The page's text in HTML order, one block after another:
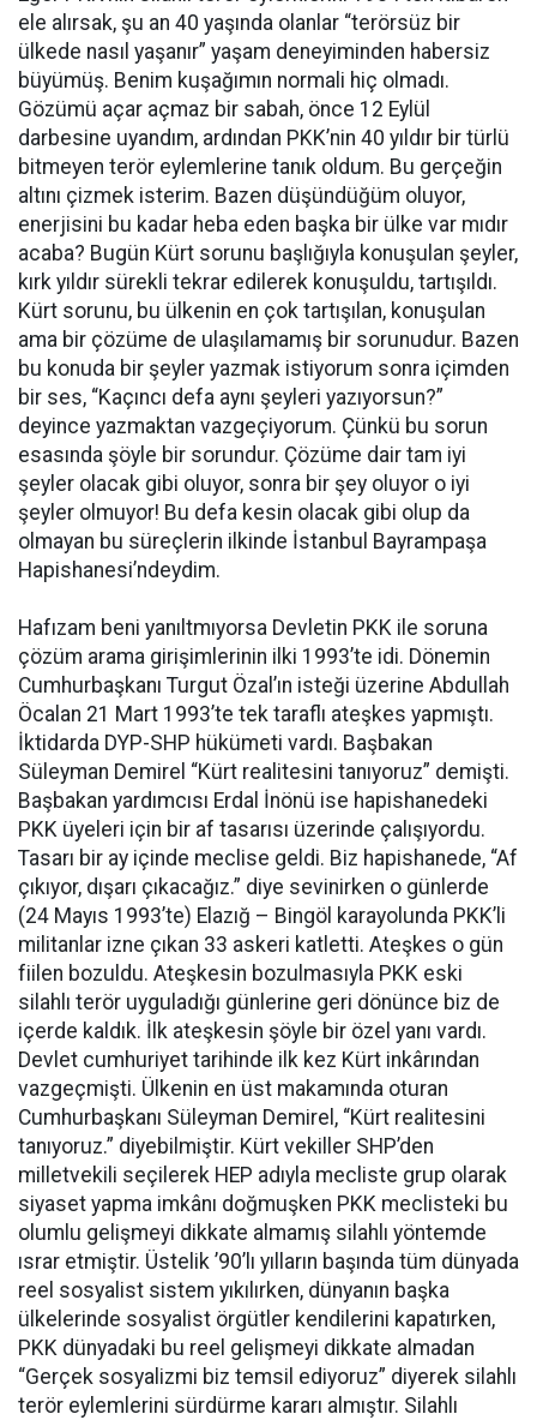
ele alırsak, şu an 40 yaşında olanlar “terörsüz bir
ülkede nasıl yaşanır” yaşam deneyiminden habersiz
büyümüş. Benim kuşağımın normali hiç olmadı.
Gözümü açar açmaz bir sabah, önce 12 Eylül
darbesine uyandım, ardından PKK’nin 40 yıldır bir türlü
bitmeyen terör eylemlerine tanık oldum. Bu gerçeğin
altını çizmek isterim. Bazen düşündüğüm oluyor,
enerjisini bu kadar heba eden başka bir ülke var mıdır
acaba? Bugün Kürt sorunu başlığıyla konuşulan şeyler,
kırk yıldır sürekli tekrar edilerek konuşuldu, tartışıldı.
Kürt sorunu, bu ülkenin en çok tartışılan, konuşulan
ama bir çözüme de ulaşılamamış bir sorunudur. Bazen
bu konuda bir şeyler yazmak istiyorum sonra içimden
bir ses, “Kaçıncı defa aynı şeyleri yazıyorsun?”
deyince yazmaktan vazgeçiyorum. Çünkü bu sorun
esasında şöyle bir sorundur. Çözüme dair tam iyi
şeyler olacak gibi oluyor, sonra bir şey oluyor o iyi
şeyler olmuyor! Bu defa kesin olacak gibi olup da
olmayan bu süreçlerin ilkinde İstanbul Bayrampaşa
Hapishanesi’ndeydim.
Hafızam beni yanıltmıyorsa Devletin PKK ile soruna
çözüm arama girişimlerinin ilki 1993’te idi. Dönemin
Cumhurbaşkanı Turgut Özal’ın isteği üzerine Abdullah
Öcalan 21 Mart 1993’te tek taraflı ateşkes yapmıştı.
İktidarda DYP-SHP hükümeti vardı. Başbakan
Süleyman Demirel “Kürt realitesini tanıyoruz” demişti.
Başbakan yardımcısı Erdal İnönü ise hapishanedeki
PKK üyeleri için bir af tasarısı üzerinde çalışıyordu.
Tasarı bir ay içinde meclise geldi. Biz hapishanede, “Af
çıkıyor, dışarı çıkacağız.” diye sevinirken o günlerde
(24 Mayıs 1993’te) Elazığ – Bingöl karayolunda PKK’li
militanlar izne çıkan 33 askeri katletti. Ateşkes o gün
fiilen bozuldu. Ateşkesin bozulmasıyla PKK eski
silahlı terör uyguladığı günlerine geri dönünce biz de
içerde kaldık. İlk ateşkesin şöyle bir özel yanı vardı.
Devlet cumhuriyet tarihinde ilk kez Kürt inkârından
vazgeçmişti. Ülkenin en üst makamında oturan
Cumhurbaşkanı Süleyman Demirel, “Kürt realitesini
tanıyoruz.” diyebilmiştir. Kürt vekiller SHP’den
milletvekili seçilerek HEP adıyla mecliste grup olarak
siyaset yapma imkânı doğmuşken PKK meclisteki bu
olumlu gelişmeyi dikkate almamış silahlı yöntemde
ısrar etmiştir. Üstelik ’90’lı yılların başında tüm dünyada
reel sosyalist sistem yıkılırken, dünyanın başka
ülkelerinde sosyalist örgütler kendilerini kapatırken,
PKK dünyadaki bu reel gelişmeyi dikkate almadan
“Gerçek sosyalizmi biz temsil ediyoruz” diyerek silahlı
terör eylemlerini sürdürme kararı almıştır. Silahlı